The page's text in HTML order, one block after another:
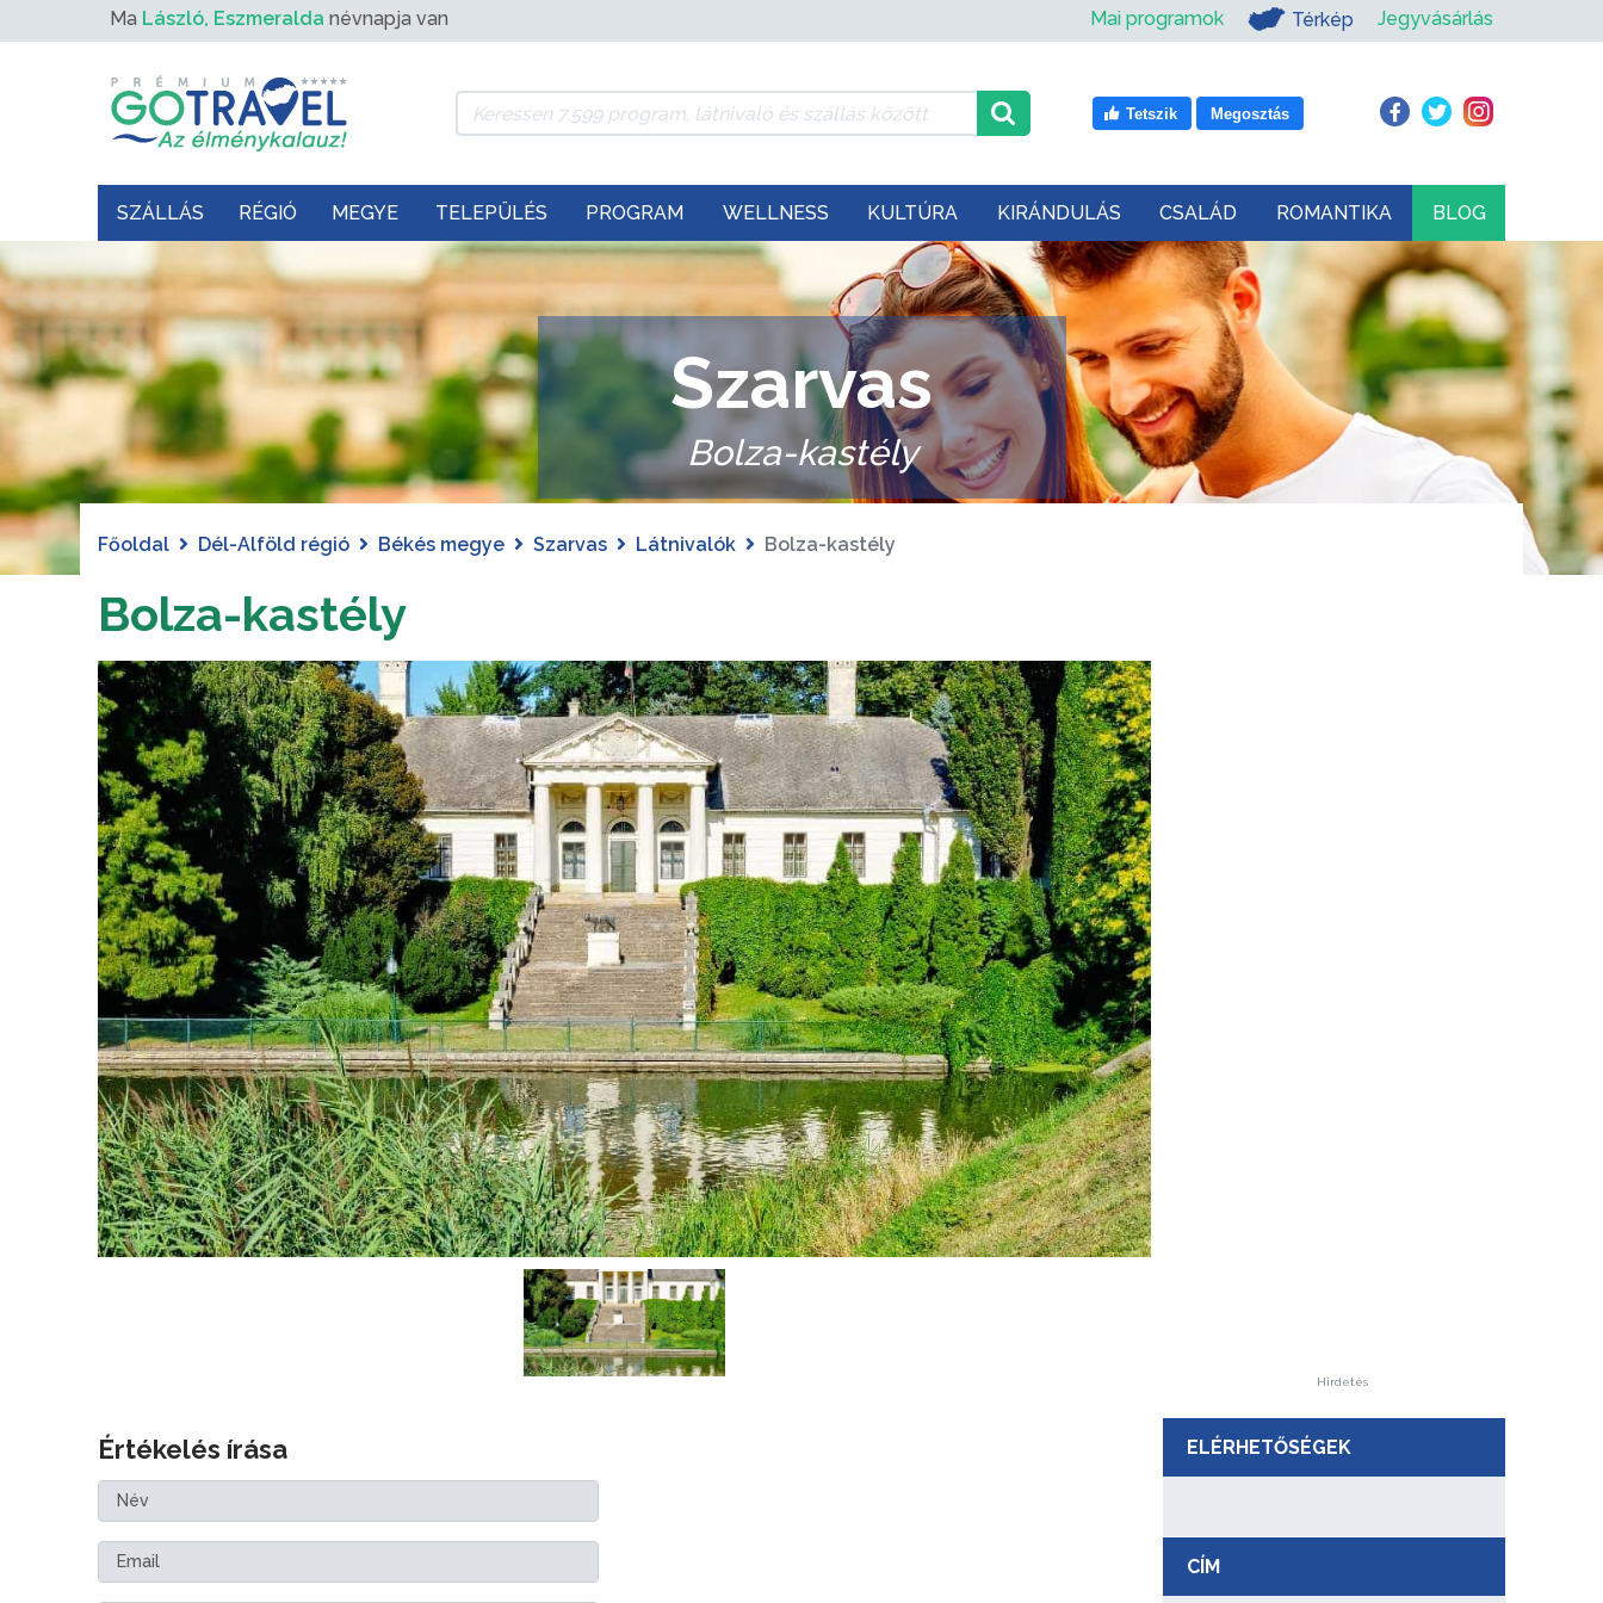
Ma László, Eszmeralda névnapja van Mai programok Térkép Jegyvásárlás
Tetszik Megosztás
SZÁLLÁS RÉGIÓ MEGYE TELEPÜLÉS PROGRAM WELLNESS KULTÚRA KIRÁNDULÁS CSALÁD ROMANTIKA BLOG
Szarvas
Bolza-kastély
Főoldal Dél-Alföld régió Békés megye Szarvas Látnivalók Bolza-kastély
Bolza-kastély
Értékelés írása
Hirdetés
ELÉRHETŐSÉGEK
CÍM